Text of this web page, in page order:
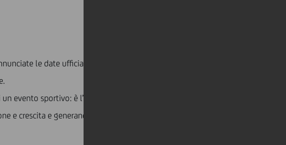
le date ufficiali della prossima Preliminary Regatta, che si
evento sportivo: è l’opportunità di essere parte di una piattaforma
e crescita e generando un impatto positivo sulle comunità in tutta